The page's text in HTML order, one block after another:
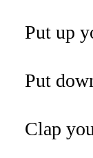
Put up
Put
Clap